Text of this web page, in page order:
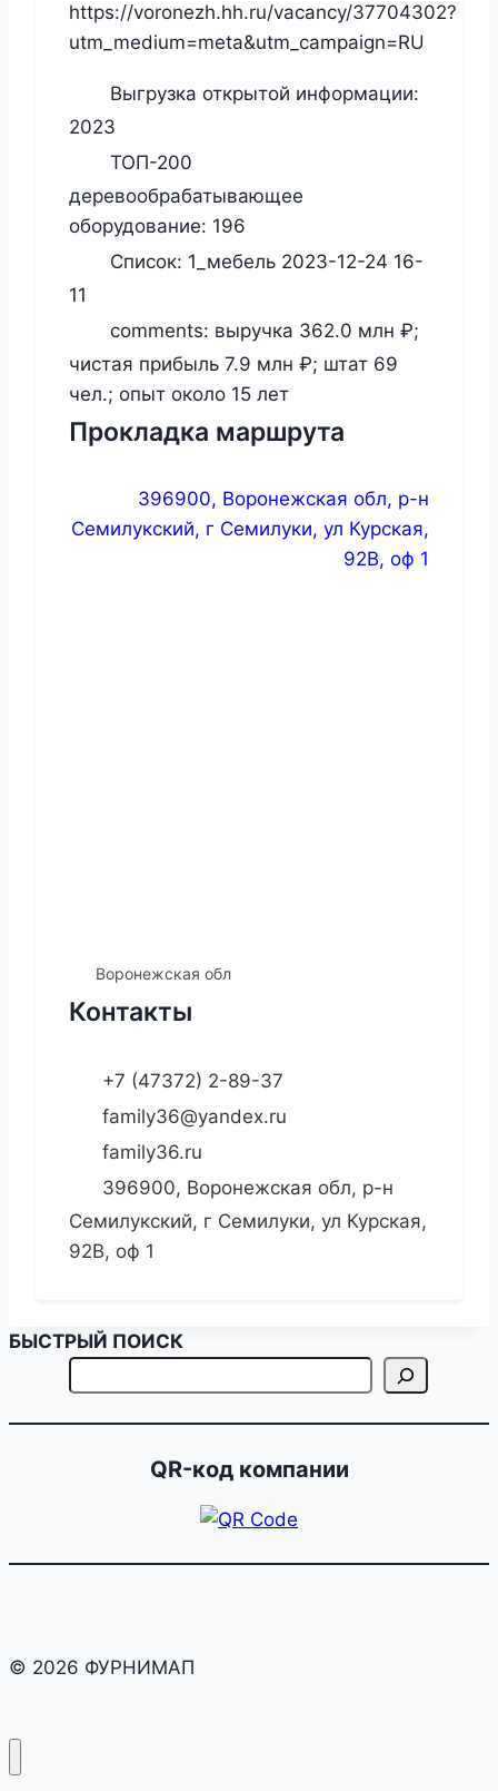
https://voronezh.hh.ru/vacancy/37704302?
utm_medium=meta&utm_campaign=RU
Выгрузка открытой информации:
2023
ТОП-200
деревообрабатывающее
оборудование: 196
Список: 1_мебель 2023-12-24 16-
11
comments: выручка 362.0 млн ₽;
чистая прибыль 7.9 млн ₽; штат 69
чел.; опыт около 15 лет
Прокладка маршрута
396900, Воронежская обл, р-н
Семилукский, г Семилуки, ул Курская,
92В, оф 1
Воронежская обл
Контакты
+7 (47372) 2-89-37
family36@yandex.ru
family36.ru
396900, Воронежская обл, р-н
Семилукский, г Семилуки, ул Курская,
92В, оф 1
БЫСТРЫЙ ПОИСК
QR-код компании
© 2026 ФУРНИМАП